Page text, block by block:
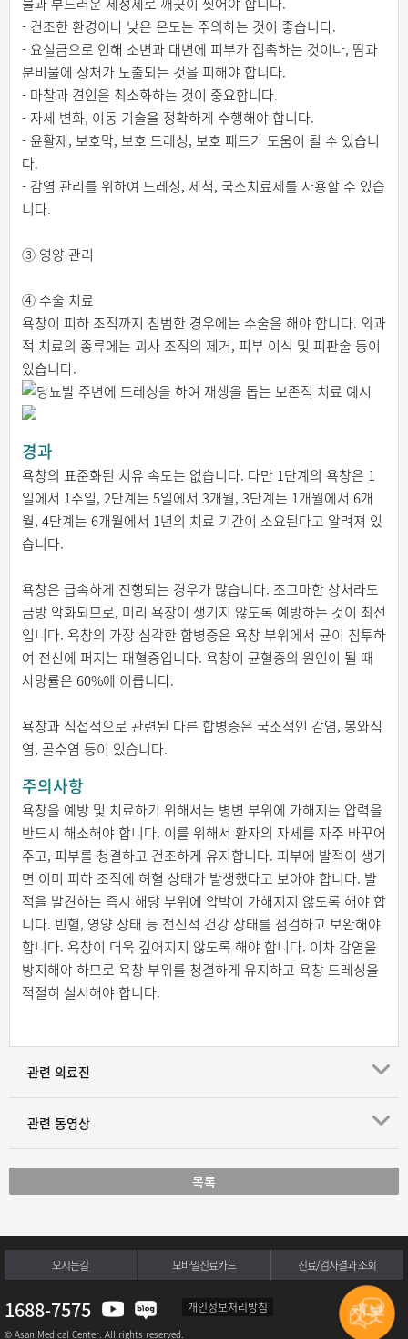
- 건조한 환경이나 낮은 온도는 주의하는 것이 좋습니다.
- 요실금으로 인해 소변과 대변에 피부가 접촉하는 것이나, 땀과
분비물에 상처가 노출되는 것을 피해야 합니다.
- 마찰과 견인을 최소화하는 것이 중요합니다.
- 자세 변화, 이동 기술을 정확하게 수행해야 합니다.
- 윤활제, 보호막, 보호 드레싱, 보호 패드가 도움이 될 수 있습니
다.
- 감염 관리를 위하여 드레싱, 세척, 국소치료제를 사용할 수 있습
니다.
③ 영양 관리
④ 수술 치료
욕창이 피하 조직까지 침범한 경우에는 수술을 해야 합니다. 외과
적 치료의 종류에는 괴사 조직의 제거, 피부 이식 및 피판술 등이
있습니다.
경과
욕창의 표준화된 치유 속도는 없습니다. 다만 1단계의 욕창은 1
일에서 1주일, 2단계는 5일에서 3개월, 3단계는 1개월에서 6개
월, 4단계는 6개월에서 1년의 치료 기간이 소요된다고 알려져 있
습니다.
욕창은 급속하게 진행되는 경우가 많습니다. 조그마한 상처라도
금방 악화되므로, 미리 욕창이 생기지 않도록 예방하는 것이 최선
입니다. 욕창의 가장 심각한 합병증은 욕창 부위에서 균이 침투하
여 전신에 퍼지는 패혈증입니다. 욕창이 균혈증의 원인이 될 때
사망률은 60%에 이릅니다.
욕창과 직접적으로 관련된 다른 합병증은 국소적인 감염, 봉와직
염, 골수염 등이 있습니다.
주의사항
욕창을 예방 및 치료하기 위해서는 병변 부위에 가해지는 압력을
반드시 해소해야 합니다. 이를 위해서 환자의 자세를 자주 바꾸어
주고, 피부를 청결하고 건조하게 유지합니다. 피부에 발적이 생기
면 이미 피하 조직에 허혈 상태가 발생했다고 보아야 합니다. 발
적을 발견하는 즉시 해당 부위에 압박이 가해지지 않도록 해야 합
니다. 빈혈, 영양 상태 등 전신적 건강 상태를 점검하고 보완해야
합니다. 욕창이 더욱 깊어지지 않도록 해야 합니다. 이차 감염을
방지해야 하므로 욕창 부위를 청결하게 유지하고 욕창 드레싱을
적절히 실시해야 합니다.
관련 의료진
관련 동영상
목록
오시는길 모바일진료카드 진료/검사결과 조회
1688-7575 개인정보처리방침
© Asan Medical Center. All rights reserved.